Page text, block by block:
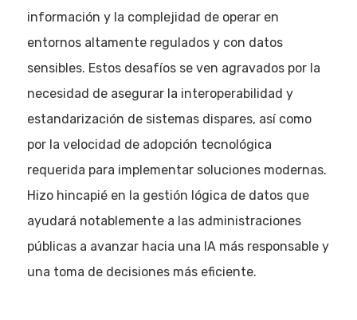
información y la complejidad de operar en
entornos altamente regulados y con datos
sensibles. Estos desafíos se ven agravados por la
necesidad de asegurar la interoperabilidad y
estandarización de sistemas dispares, así como
por la velocidad de adopción tecnológica
requerida para implementar soluciones modernas.
Hizo hincapié en la gestión lógica de datos que
ayudará notablemente a las administraciones
públicas a avanzar hacia una IA más responsable y
una toma de decisiones más eficiente.